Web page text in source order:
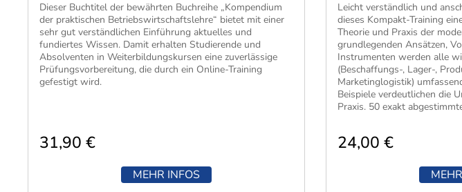
Dieser Buchtitel der bewährten Buchreihe „Kompendium
der praktischen Betriebswirtschaftslehre“ bietet mit einer
sehr gut verständlichen Einführung aktuelles und
fundiertes Wissen. Damit erhalten Studierende und
Absolventen in Weiterbildungskursen eine zuverlässige
Prüfungsvorbereitung, die durch ein Online-Training
gefestigt wird.
31,90 €
MEHR INFOS
​Leicht verständlich und
dieses Kompakt-Training
Theorie und Praxis der
grundlegenden Ansätzen,
Instrumenten werden alle
(Beschaffungs-, Lager-,
Marketinglogistik)
Beispiele verdeutlichen die
Praxis. 50 exakt
ein erfolgreiches Studium
24,00 €